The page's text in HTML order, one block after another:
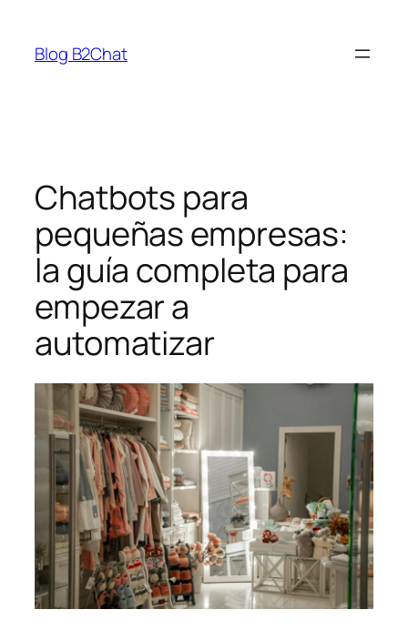
contenido
Blog B2Chat
Chatbots para
pequeñas empresas:
la guía completa para
empezar a
automatizar